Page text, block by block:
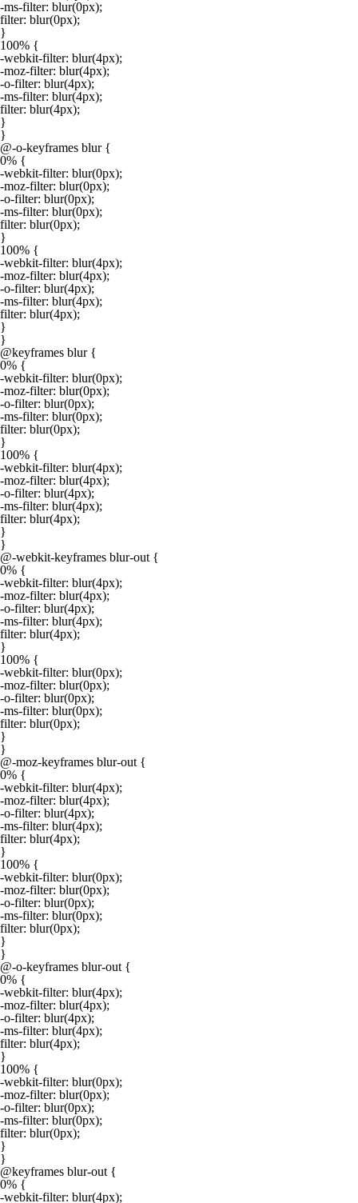
-ms-filter: blur(0px);
filter: blur(0px);
}
100% {
-webkit-filter: blur(4px);
-moz-filter: blur(4px);
-o-filter: blur(4px);
-ms-filter: blur(4px);
filter: blur(4px);
}
}
@-o-keyframes blur {
0% {
-webkit-filter: blur(0px);
-moz-filter: blur(0px);
-o-filter: blur(0px);
-ms-filter: blur(0px);
filter: blur(0px);
}
100% {
-webkit-filter: blur(4px);
-moz-filter: blur(4px);
-o-filter: blur(4px);
-ms-filter: blur(4px);
filter: blur(4px);
}
}
@keyframes blur {
0% {
-webkit-filter: blur(0px);
-moz-filter: blur(0px);
-o-filter: blur(0px);
-ms-filter: blur(0px);
filter: blur(0px);
}
100% {
-webkit-filter: blur(4px);
-moz-filter: blur(4px);
-o-filter: blur(4px);
-ms-filter: blur(4px);
filter: blur(4px);
}
}
@-webkit-keyframes blur-out {
0% {
-webkit-filter: blur(4px);
-moz-filter: blur(4px);
-o-filter: blur(4px);
-ms-filter: blur(4px);
filter: blur(4px);
}
100% {
-webkit-filter: blur(0px);
-moz-filter: blur(0px);
-o-filter: blur(0px);
-ms-filter: blur(0px);
filter: blur(0px);
}
}
@-moz-keyframes blur-out {
0% {
-webkit-filter: blur(4px);
-moz-filter: blur(4px);
-o-filter: blur(4px);
-ms-filter: blur(4px);
filter: blur(4px);
}
100% {
-webkit-filter: blur(0px);
-moz-filter: blur(0px);
-o-filter: blur(0px);
-ms-filter: blur(0px);
filter: blur(0px);
}
}
@-o-keyframes blur-out {
0% {
-webkit-filter: blur(4px);
-moz-filter: blur(4px);
-o-filter: blur(4px);
-ms-filter: blur(4px);
filter: blur(4px);
}
100% {
-webkit-filter: blur(0px);
-moz-filter: blur(0px);
-o-filter: blur(0px);
-ms-filter: blur(0px);
filter: blur(0px);
}
}
@keyframes blur-out {
0% {
-webkit-filter: blur(4px);